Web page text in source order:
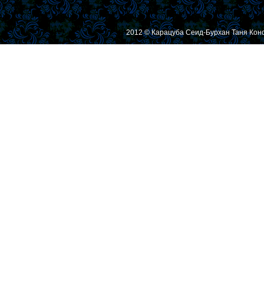
2012 © Карацуба Сеид-Бурхан Таня